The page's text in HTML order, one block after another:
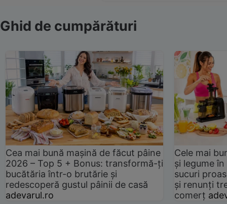
Ghid de cumpărături
Cea mai bună mașină de făcut pâine
2026 – Top 5 + Bonus: transformă-ți
bucătăria într-o brutărie și
redescoperă gustul pâinii de casă
adevarul.ro
Cele mai
și legume
sucuri
și renunți
comerț